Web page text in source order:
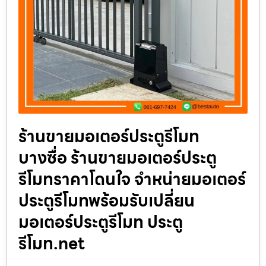
ร้านขายมอเตอร์ประตูรีโมท
บางซื่อ ร้านขายมอเตอร์ประตู
รีโมทราคาโดนใจ จำหน่ายมอเตอร์
ประตูรีโมทพร้อมรับเปลี่ยน
มอเตอร์ประตูรีโมท ประตู
รีโมท.net